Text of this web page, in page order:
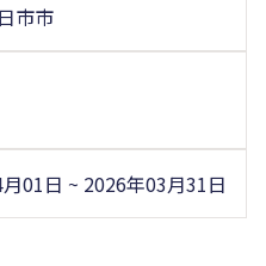
市市
01日 ~ 2026年03月31日